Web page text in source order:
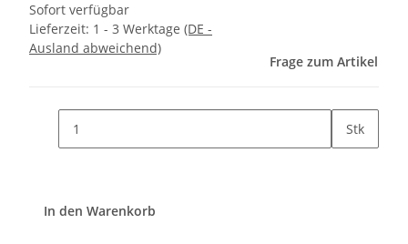
Sofort verfügbar
Lieferzeit: 1 - 3 Werktage (DE -
Ausland abweichend)
Frage zum Artikel
Stk
In den Warenkorb